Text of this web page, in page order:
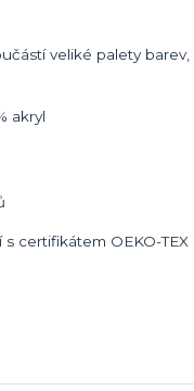
veliké palety
akryl
certifikátem OEKO-TEX